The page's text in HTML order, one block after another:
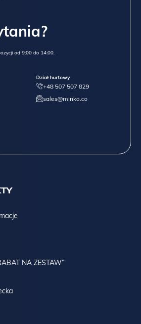
NA ZESTAW”
od 9:00 do 14:00.
Dział hurtowy
+48 507 507 829
sales@minko.co